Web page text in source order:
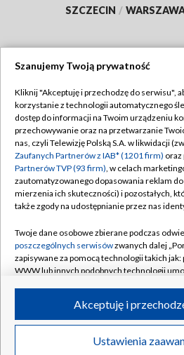
SZCZECIN /
TVP
Abonament TVP
Emisja w TVP
Centrum informacji TVP
Naziemna Telewizja Cyfrowa
Rada Programowa
System NOS
Informacje o nadawcy
Program dla prasy
Regulamin
Polityka
Moje
Pomoc
Kontakt
Kanały
©2026 Telewizja Polska
Szanujemy Twoją prywatność
Kliknij "Akceptuję i przechodzę do serwisu",
korzystanie z technologii automatycznego
dostęp do informacji na Twoim urządzeniu
przechowywanie oraz na przetwarzanie
nas, czyli Telewizję Polską S.A. w likwidacji
Zaufanych Partnerów z IAB* (1201 firm) oraz
Partnerów TVP (93 firm), w celach
zautomatyzowanego dopasowania reklam
mierzenia ich skuteczności) i pozostałych,
także zgody na udostępnianie przez nas
Twoje dane osobowe zbierane podczas
poszczególnych serwisówzwanych dalej
zapisywane za pomocą technologii takich
WWW lub innych podobnych technologii
ruchu w Internecie.
Twoje dane osobowe zbierane podczas
poszczególnych serwisówna Portalu, takie
Ustawienia
Akceptuję i